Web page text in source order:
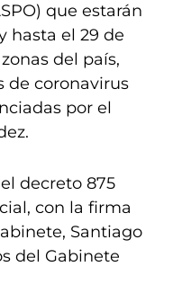
que estarán
hasta el 29 de
del país,
de coronavirus
por el
decreto 875
con la firma
Santiago
del Gabinete